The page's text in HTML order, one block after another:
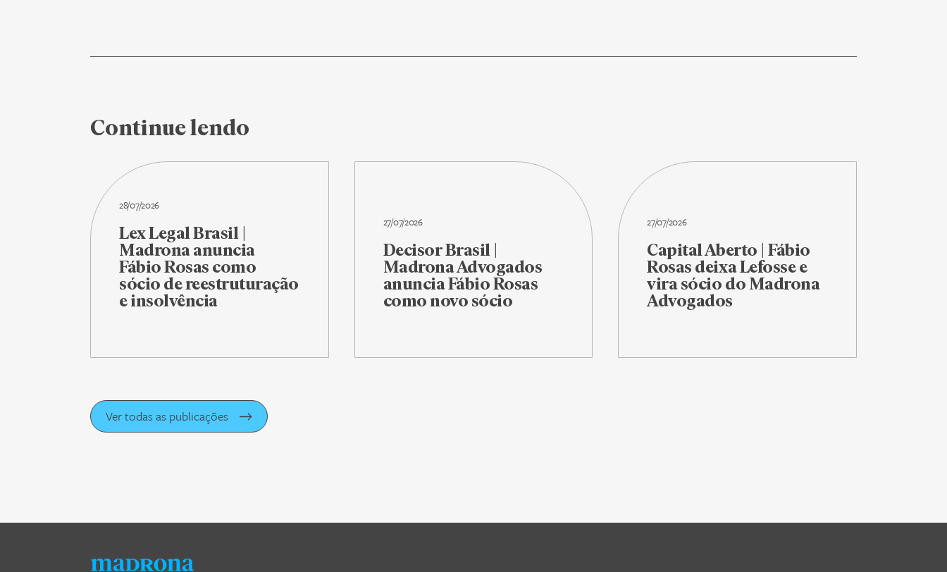
Continue lendo
28/07/2026
Lex Legal Brasil |
Madrona anuncia
Fábio Rosas como
sócio de reestruturação
e insolvência
27/07/2026
Decisor Brasil |
Madrona Advogados
anuncia Fábio Rosas
como novo sócio
27/07/2026
Capital Aberto | Fábio
Rosas deixa Lefosse e
vira sócio do Madrona
Advogados
Ver todas as publicações